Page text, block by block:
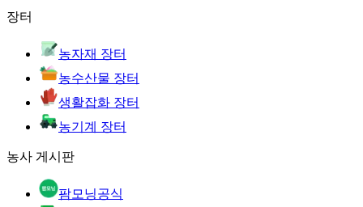
장터
농자재 장터
농수산물 장터
생활잡화 장터
농기계 장터
농사 게시판
팜모닝공식